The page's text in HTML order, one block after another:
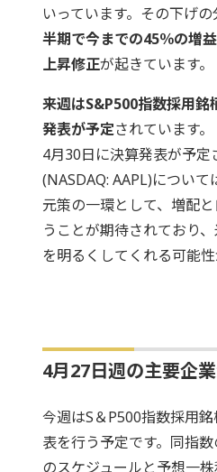
いっています。その下げの
半期で今までの45％の増
上昇修正が起きています。
来週はS&P500指数採用銘
発表が予定されています。
4月30日に決算発表が予
(NASDAQ: AAPL)につい
元策の一環として、増配
うことが期待されており
を明るくしてくれる可能性
4月27日週の主要企
今週はS＆P500指数採用
表を行う予定です。同指
のスケジュールと予想一株